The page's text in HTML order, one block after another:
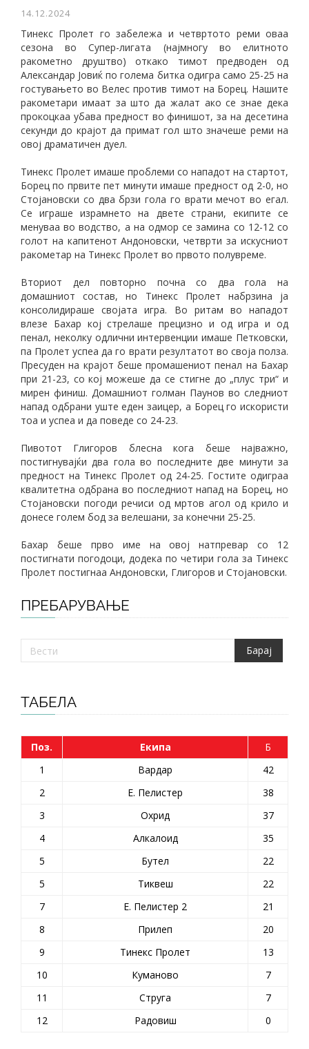
14.12.2024
Тинекс Пролет го забележа и четвртото реми оваа
сезона во Супер-лигата (најмногу во елитното
ракометно друштво) откако тимот предводен од
Александар Јовиќ по голема битка одигра само 25-25 на
гостувањето во Велес против тимот на Борец. Нашите
ракометари имаат за што да жалат ако се знае дека
прокоцкаа убава предност во финишот, за на десетина
секунди до крајот да примат гол што значеше реми на
овој драматичен дуел.
Тинекс Пролет имаше проблеми со нападот на стартот,
Борец по првите пет минути имаше предност од 2-0, но
Стојановски со два брзи гола го врати мечот во егал.
Се играше израмнето на двете страни, екипите се
менуваа во водство, а на одмор се замина со 12-12 со
голот на капитенот Андоновски, четврти за искусниот
ракометар на Тинекс Пролет во првото полувреме.
Вториот дел повторно почна со два гола на
домашниот состав, но Тинекс Пролет набрзина ја
консолидираше својата игра. Во ритам во нападот
влезе Бахар кој стрелаше прецизно и од игра и од
пенал, неколку одлични интервенции имаше Петковски,
па Пролет успеа да го врати резултатот во своја полза.
Пресуден на крајот беше промашениот пенал на Бахар
при 21-23, со кој можеше да се стигне до „плус три“ и
мирен финиш. Домашниот голман Паунов во следниот
напад одбрани уште еден заицер, а Борец го искористи
тоа и успеа и да поведе со 24-23.
Пивотот Глигоров блесна кога беше најважно,
постигнувајќи два гола во последните две минути за
предност на Тинекс Пролет од 24-25. Гостите одиграа
квалитетна одбрана во последниот напад на Борец, но
Стојановски погоди речиси од мртов агол од крило и
донесе голем бод за велешани, за конечни 25-25.
Бахар беше прво име на овој натпревар со 12
постигнати погодоци, додека по четири гола за Тинекс
Пролет постигнаа Андоновски, Глигоров и Стојановски.
ПРЕБАРУВАЊЕ
ТАБЕЛА
Поз. Екипа
Б
1
Вардар
42
2
Е. Пелистер
38
3
Охрид
37
4
Алкалоид
35
5
Бутел
22
5
Тиквеш
22
7
Е. Пелистер 2
21
8
Прилеп
20
9
Тинекс Пролет
13
10
Куманово
7
11
Струга
7
12
Радовиш 0